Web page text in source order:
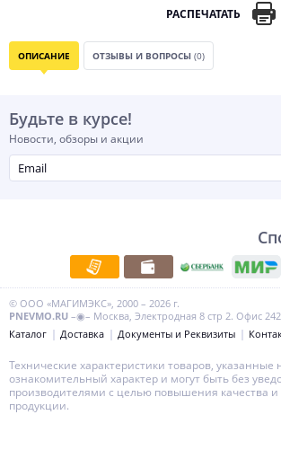
РАСПЕЧАТАТЬ
ОПИСАНИЕ ОТЗЫВЫ И ВОПРОСЫ (0)
Будьте в курсе!
Новости, обзоры и акции
© ООО «МАГИМЭКС», 2000 – 2026 г.
PNEVMO.RU –◉– Москва, Электродная 8 стр 2. Офис
Каталог
Доставка Документы и Реквизиты
Технические характеристики товаров, указанные
ознакомительный характер и могут быть без
производителями с целью повышения качества
продукции.